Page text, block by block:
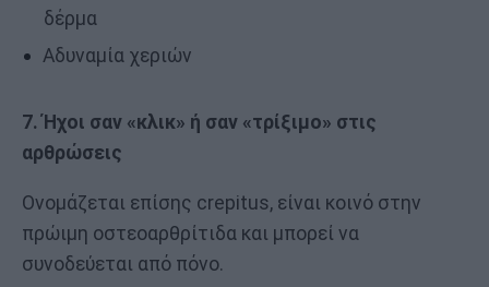
δέρμα
Αδυναμία χεριών
7. Ήχοι σαν «κλικ» ή σαν «τρίξιμο» στις
αρθρώσεις
Ονομάζεται επίσης crepitus, είναι κοινό στην
πρώιμη οστεοαρθρίτιδα και μπορεί να
συνοδεύεται από πόνο.